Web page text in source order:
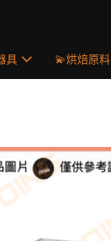
具 💫烘焙原料